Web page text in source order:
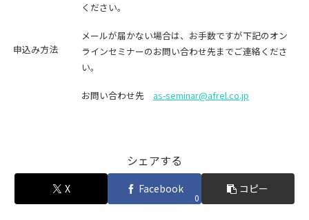
申込み方法
ください。
メールが届かない場合は、お手数ですが下記のオン
ラインセミナーのお問い合わせ先までご連絡くださ
い。
お問い合わせ先 as-seminar@afrel.co.jp
シェアする
X Facebook
0
コピー